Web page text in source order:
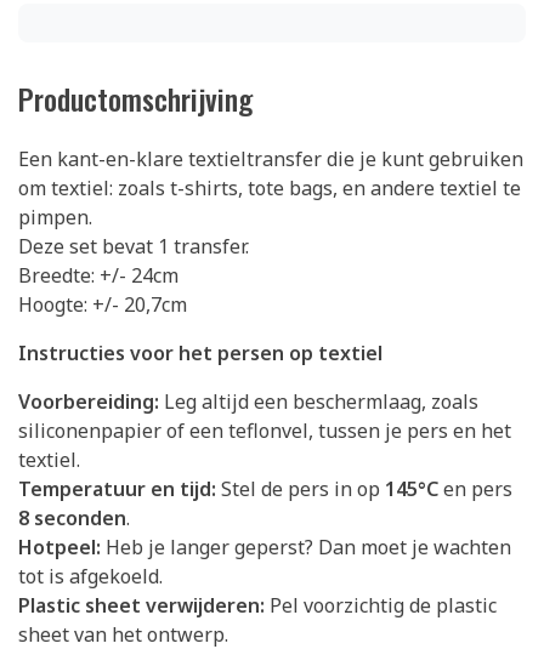
Productomschrijving
Een kant-en-klare textieltransfer die je kunt gebruiken
om textiel: zoals t-shirts, tote bags, en andere textiel te
pimpen.
Deze set bevat 1 transfer.
Breedte: +/- 24cm
Hoogte: +/- 20,7cm
Instructies voor het persen op textiel
Voorbereiding: Leg altijd een beschermlaag, zoals
siliconenpapier of een teflonvel, tussen je pers en het
textiel.
Temperatuur en tijd: Stel de pers in op 145°Cen pers
8 seconden.
Hotpeel: Heb je langer geperst? Dan moet je wachten
tot is afgekoeld.
Plastic sheet verwijderen: Pel voorzichtig de plastic
sheet van het ontwerp.